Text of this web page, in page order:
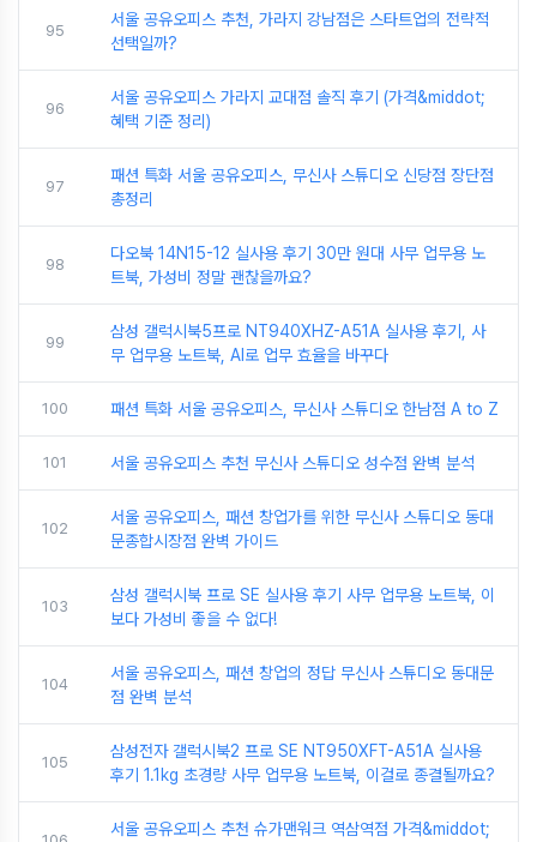
95
서울 공유오피스 추천, 가라지 강남점은 스타트업의 전략적
선택일까?
96
서울 공유오피스 가라지 교대점 솔직 후기 (가격&middot;
혜택 기준 정리)
97
패션 특화 서울 공유오피스, 무신사 스튜디오 신당점 장단점
총정리
98
다오북 14N15-12 실사용 후기 30만 원대 사무 업무용 노
트북, 가성비 정말 괜찮을까요?
99
삼성 갤럭시북5프로 NT940XHZ-A51A 실사용 후기, 사
무 업무용 노트북, AI로 업무 효율을 바꾸다
100 패션 특화 서울 공유오피스, 무신사 스튜디오 한남점 A to Z
101 서울 공유오피스 추천 무신사 스튜디오 성수점 완벽 분석
102
서울 공유오피스, 패션 창업가를 위한 무신사 스튜디오 동대
문종합시장점 완벽 가이드
103
삼성 갤럭시북 프로 SE 실사용 후기 사무 업무용 노트북, 이
보다 가성비 좋을 수 없다!
104
서울 공유오피스, 패션 창업의 정답 무신사 스튜디오 동대문
점 완벽 분석
105
삼성전자 갤럭시북2 프로 SE NT950XFT-A51A 실사용
후기 1.1kg 초경량 사무 업무용 노트북, 이걸로 종결될까요?
서울 공유오피스 추천 슈가맨워크 역삼역점 가격&middot;